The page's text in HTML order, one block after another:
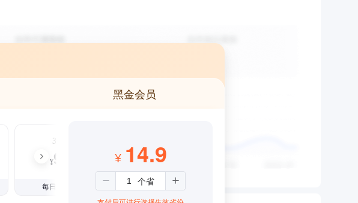
黑金会员
3个月
¥99
每日仅1.08元
¥ 14.9